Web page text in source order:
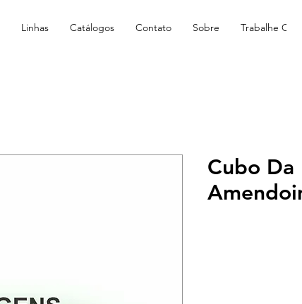
Linhas Catálogos Contato Sobre Trabalhe
Cubo Da